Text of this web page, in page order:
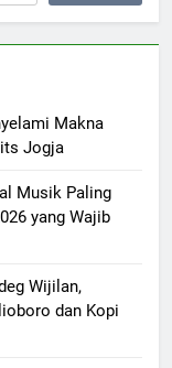
Makna
Jogja
Musik Paling
yang Wajib
Wijilan,
dan Kopi